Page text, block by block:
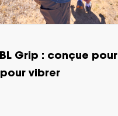
Grip : conçue pour
vibrer